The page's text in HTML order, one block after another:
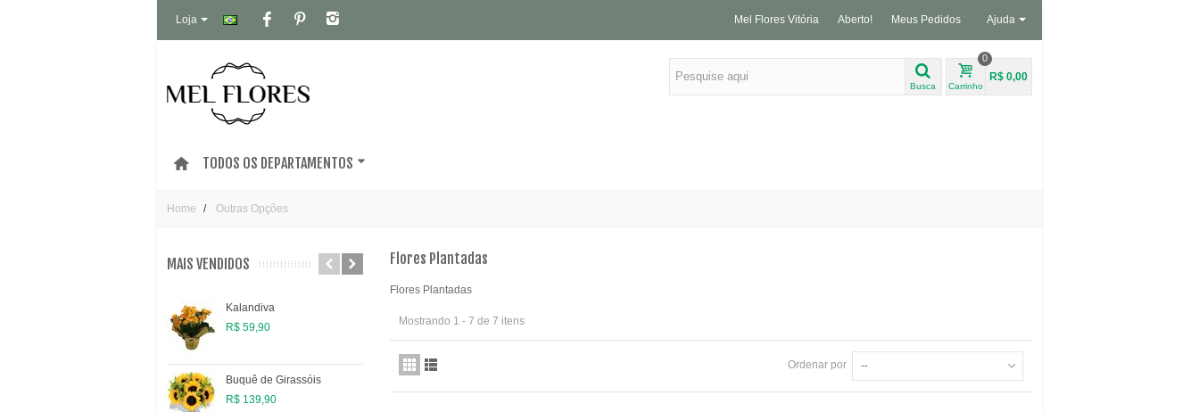
Ajuda
Loja Meus Pedidos
Mel Flores Vitória Aberto!
Busca Carrinho
0
R$ 0,00
TODOS OS DEPARTAMENTOS
Home Outras Opções
MAIS VENDIDOS
Kalandiva
R$ 59,90
Buquê de Girassóis
R$ 139,90
Campo
R$ 94,90
Flores Plantadas
Flores Plantadas
Mostrando 1 - 7 de 7 itens
Ordenar por --